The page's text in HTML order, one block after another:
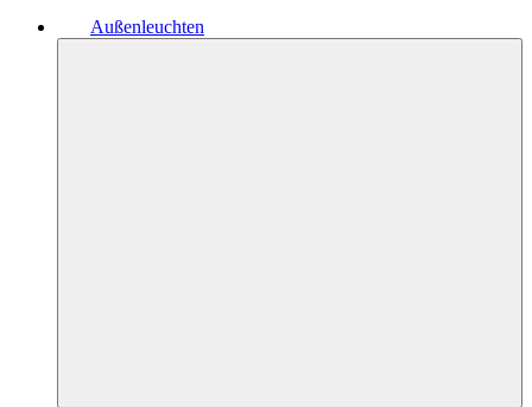
Außenleuchten